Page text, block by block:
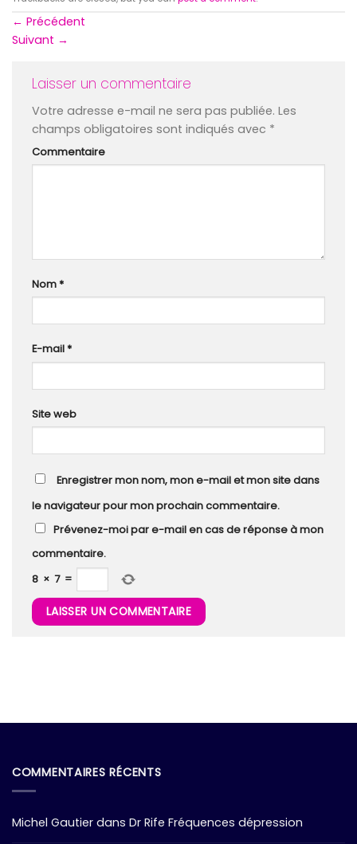
← Précédent
Suivant →
Laisser un commentaire
Votre adresse e-mail ne sera pas publiée. Les
champs obligatoires sont indiqués avec *
Commentaire
Nom*
E-mail*
Site web
Enregistrer mon nom, mon e-mail et mon site dans
le navigateur pour mon prochain commentaire.
Prévenez-moi par e-mail en cas de réponse à mon
commentaire.
8 × 7 =
COMMENTAIRES RÉCENTS
Michel Gautier dans Dr Rife Fréquences dépression